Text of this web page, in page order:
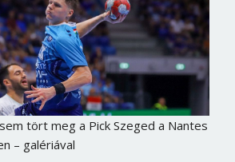
tört meg a Pick Szeged a Nantes
– galériával